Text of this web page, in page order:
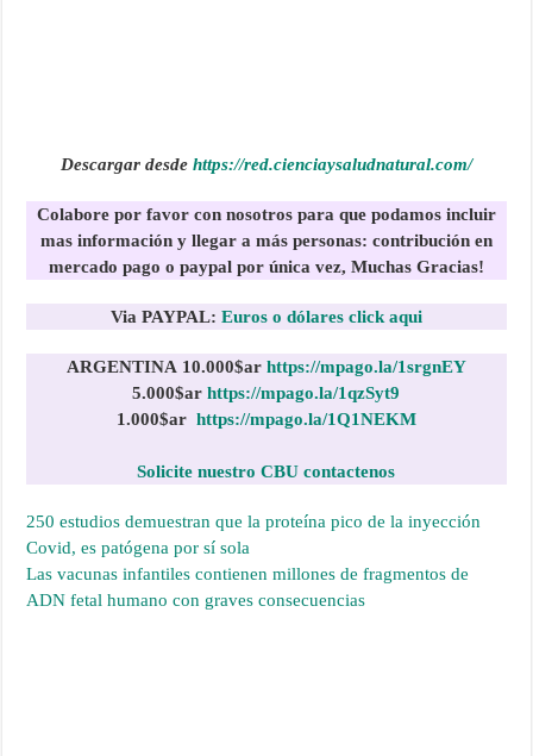
Descargar desde https://red.cienciaysaludnatural.com/
Colabore por favor con nosotros para que podamos incluir
mas información y llegar a más personas: contribución en
mercado pago o paypal por única vez, Muchas Gracias!
Via PAYPAL: Euros o dólares click aqui
ARGENTINA 10.000$ar https://mpago.la/1srgnEY
5.000$arhttps://mpago.la/1qzSyt9
1.000$ar https://mpago.la/1Q1NEKM
Solicite nuestro CBU contactenos
250 estudios demuestran que la proteína pico de la inyección
Covid, es patógena por sí sola
Las vacunas infantiles contienen millones de fragmentos de
ADN fetal humano con graves consecuencias